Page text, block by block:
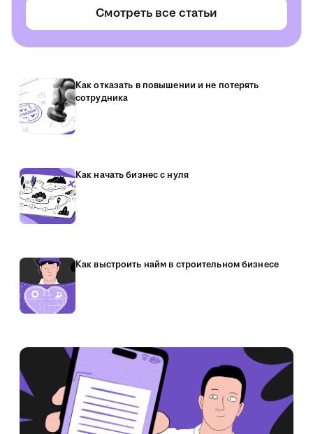
Смотреть все статьи
Как отказать в повышении и не потерять
сотрудника
Как начать бизнес с нуля
Как выстроить найм в строительном бизнесе